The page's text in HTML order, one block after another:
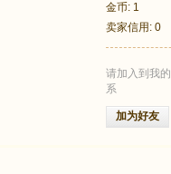
金币: 1
卖家信用: 0
请加入到我
系
加为好友